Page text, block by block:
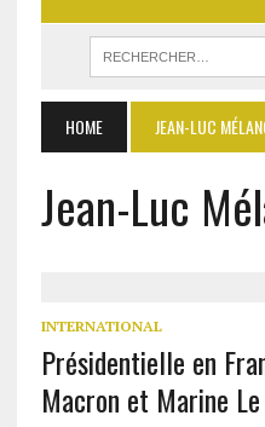
HOME JEAN-LUC
Jean-Luc
INTERNATIONAL
Présidentielle en
Macron et Marine